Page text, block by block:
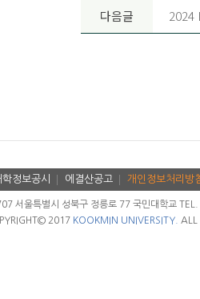
다음글 2024
학정보공시 에결산공고 개인정보처리방
서울특별시 성북구 정릉로 77 국민대학교
2017 KOOKMIN UNIVERSITY. ALL